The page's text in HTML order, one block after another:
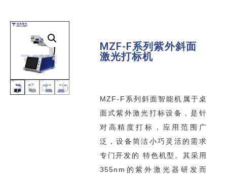
MZF-F系列紫外斜面
激光打标机
MZF-F系列斜面智能机属于桌
面式紫外激光打标设备，是针
对高精度打标，应用范围广
泛，设备简洁小巧灵活的需求
专门开发的 特色机型。其采用
355nm的紫外激光器研发而